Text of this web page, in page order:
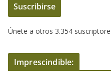
c
i
n
d
Suscribirse
Únete a otros 3.354
Imprescindible: